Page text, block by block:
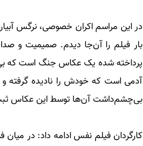
در این مراسم اکران خصوصی، نرگس
بار فیلم را آن‌جا دیدم. صمیمیت و
پرداخته شده یک عکاس جنگ است که
آدمی است که خودش را نادیده گرفته
بی‌چشم‌داشت آن‌ها توسط این عکاس
کارگردان فیلم نفس ادامه داد: در